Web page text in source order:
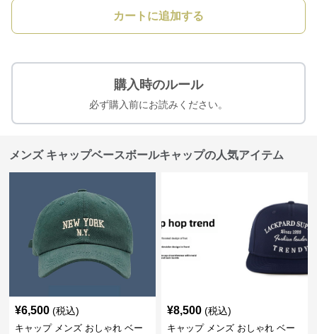
カートに追加する
購入時のルール
必ず購入前にお読みください。
メンズ キャップベースボールキャップの人気アイテム
¥6,500 (税込)
キャップ メンズ おしゃれ ベー
¥8,500 (税込)
キャップ メンズ おしゃれ ベー